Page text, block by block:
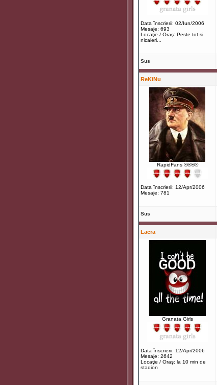
Data înscrierii: 02/Iun/2006
Mesaje: 693
Locaţie / Oraş: Peste tot si
nicaieri...
Sus
ReKiNu
RapidFans ®®®®
Data înscrierii: 12/Apr/2006
Mesaje: 781
Sus
Lacra
Granata Girls
Data înscrierii: 12/Apr/2006
Mesaje: 2642
Locaţie / Oraş: la 10 min de
stadion